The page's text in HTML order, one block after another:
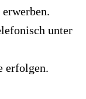
erwerben.
unter
erfolgen.